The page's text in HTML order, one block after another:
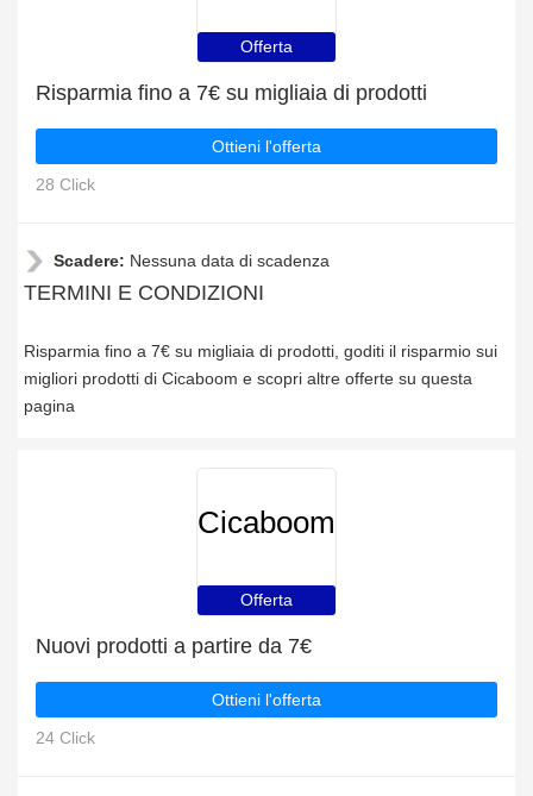
Offerta
Risparmia fino a 7€ su migliaia di prodotti
Ottieni l'offerta
28 Click
Scadere: Nessuna data di scadenza
TERMINI E CONDIZIONI
Risparmia fino a 7€ su migliaia di prodotti, goditi il risparmio sui
migliori prodotti di Cicaboom e scopri altre offerte su questa
pagina
Cicaboom
Offerta
Nuovi prodotti a partire da 7€
Ottieni l'offerta
24 Click